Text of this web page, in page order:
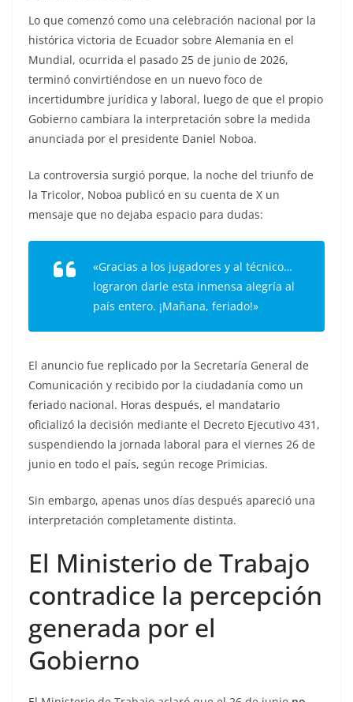
Lo que comenzó como una celebración nacional por la
histórica victoria de Ecuador sobre Alemania en el
Mundial, ocurrida el pasado 25 de junio de 2026,
terminó convirtiéndose en un nuevo foco de
incertidumbre jurídica y laboral, luego de que el propio
Gobierno cambiara la interpretación sobre la medida
anunciada por el presidente Daniel Noboa.
La controversia surgió porque, la noche del triunfo de
la Tricolor, Noboa publicó en su cuenta de X un
mensaje que no dejaba espacio para dudas:
«Gracias a los jugadores y al técnico…
lograron darle esta inmensa alegría al
país entero. ¡Mañana, feriado!»
El anuncio fue replicado por la Secretaría General de
Comunicación y recibido por la ciudadanía como un
feriado nacional. Horas después, el mandatario
oficializó la decisión mediante el Decreto Ejecutivo 431,
suspendiendo la jornada laboral para el viernes 26 de
junio en todo el país, según recoge Primicias.
Sin embargo, apenas unos días después apareció una
interpretación completamente distinta.
El Ministerio de Trabajo
contradice la percepción
generada por el
Gobierno